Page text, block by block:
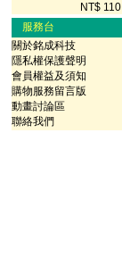
NT$ 110
服務台
關於銘成科技
隱私權保護聲明
會員權益及須知
購物服務留言版
動畫討論區
聯絡我們